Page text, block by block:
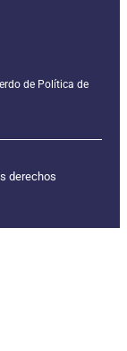
de Política de
derechos